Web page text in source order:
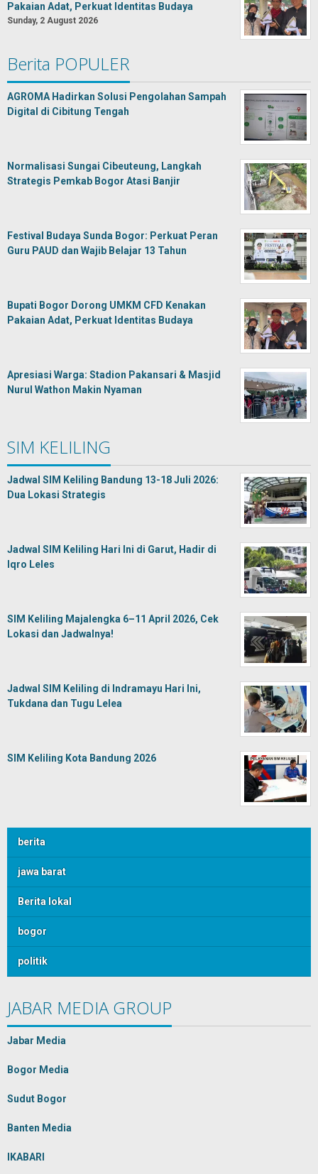
Pakaian Adat, Perkuat Identitas Budaya
Sunday, 2 August 2026
Berita POPULER
AGROMA Hadirkan Solusi Pengolahan Sampah
Digital di Cibitung Tengah
Normalisasi Sungai Cibeuteung, Langkah
Strategis Pemkab Bogor Atasi Banjir
Festival Budaya Sunda Bogor: Perkuat Peran
Guru PAUD dan Wajib Belajar 13 Tahun
Bupati Bogor Dorong UMKM CFD Kenakan
Pakaian Adat, Perkuat Identitas Budaya
Apresiasi Warga: Stadion Pakansari & Masjid
Nurul Wathon Makin Nyaman
SIM KELILING
Jadwal SIM Keliling Bandung 13-18 Juli 2026:
Dua Lokasi Strategis
Jadwal SIM Keliling Hari Ini di Garut, Hadir di
Iqro Leles
SIM Keliling Majalengka 6–11 April 2026, Cek
Lokasi dan Jadwalnya!
Jadwal SIM Keliling di Indramayu Hari Ini,
Tukdana dan Tugu Lelea
SIM Keliling Kota Bandung 2026
berita
jawa barat
Berita lokal
bogor
politik
JABAR MEDIA GROUP
Jabar Media
Bogor Media
Sudut Bogor
Banten Media
IKABARI